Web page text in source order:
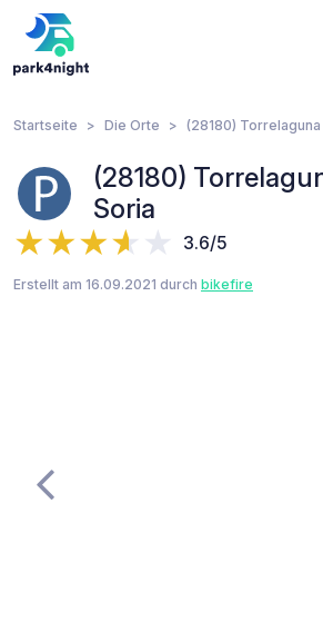
Startseite Die Orte (28180)
(28180)
Soria
3.6/5
Erstellt am 16.09.2021 durch bikefire